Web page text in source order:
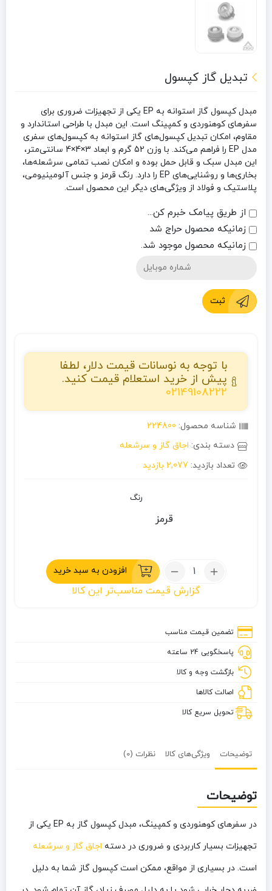
تبدیل گاز کپسول
مبدل کپسول گاز استوانه به EP یکی از تجهیزات ضروری برای
سفرهای کوهنوردی و کمپینگ است. این مبدل با طراحی استاندارد و
مقاوم، امکان تبدیل کپسول‌های گاز استوانه به کپسول‌های سفری
مدل EP را فراهم می‌کند. با وزن 52 گرم و ابعاد 3×4×4 سانتی‌متر،
این مبدل سبک و قابل حمل بوده و امکان نصب تمامی سرشعله‌ها،
بخاری‌ها و روشنایی‌های EP را دارد. رنگ قرمز و جنس آلومینیومی،
پلاستیک و فولاد از ویژگی‌های دیگر این محصول است.
از طریق پیامک خبرم کن...
زمانیکه محصول حراج شد
زمانیکه محصول موجود شد.
ثبت
با توجه به نوسانات قیمت دلار، لطفا
پیش از خرید استعلام قیمت کنید.
02149108222
شناسه محصول: 224800
دسته بندی: اجاق گاز و سرشعله
تعداد بازدید: 2,077 بازدید
رنگ
قرمز
تعداد:
گاز
افزودن به سبد خرید
گزارش قیمت مناسب‌تر این کالا
تضمین قیمت مناسب
پاسخگویی 24 ساعته
بازگشت وجه و کالا
اصالت کالاها
تحویل سریع کالا
توضیحات ویژگی‌های کالا نظرات (0)
توضیحات
در سفرهای کوهنوردی و کمپینگ، مبدل کپسول گاز به EP یکی از
تجهیزات بسیار کاربردی و ضروری در دسته اجاق گاز و سرشعله
است. در بسیاری از مواقع، ممکن است کپسول گاز شما به دلیل